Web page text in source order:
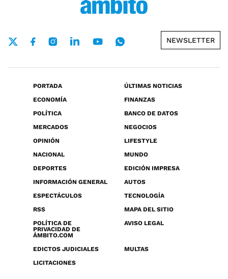
NEWSLETTER
PORTADA
ÚLTIMAS NOTICIAS
ECONOMÍA
FINANZAS
POLÍTICA
BANCO DE DATOS
MERCADOS
NEGOCIOS
OPINIÓN
LIFESTYLE
NACIONAL
MUNDO
DEPORTES
EDICIÓN IMPRESA
INFORMACIÓN GENERAL
AUTOS
ESPECTÁCULOS
TECNOLOGÍA
RSS
MAPA DEL SITIO
POLÍTICA DE
PRIVACIDAD DE
ÁMBITO.COM
AVISO LEGAL
EDICTOS JUDICIALES
MULTAS
LICITACIONES